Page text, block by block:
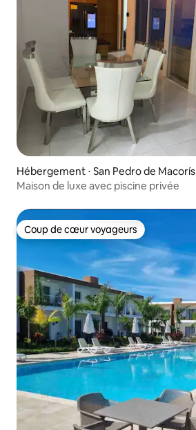
Hébergement ⋅ San Pedro de Macorís
Maison de luxe avec piscine privée
Coup de cœur voyageurs
Coup de cœur voyageurs